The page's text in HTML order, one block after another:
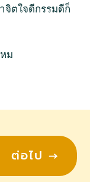
จิตใจดีกรรมดีก็
ม
ต่อไป →